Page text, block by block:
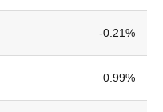
-0.21%
0.99%